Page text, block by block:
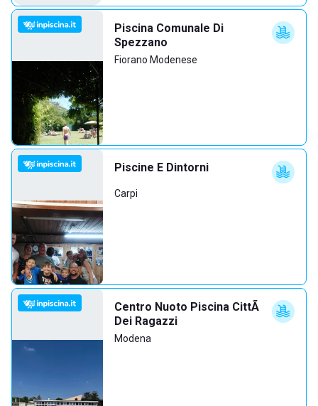
Piscina Comunale Di
Spezzano
Fiorano Modenese
Piscine E Dintorni
Carpi
Centro Nuoto Piscina CittÃ
Dei Ragazzi
Modena